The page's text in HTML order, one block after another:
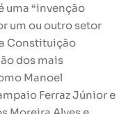
uma “invenção
um ou outro setor
Constituição
dos mais
Manoel
Ferraz Júnior e